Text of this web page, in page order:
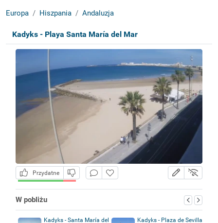
Europa Hiszpania Andaluzja
Kadyks - Playa Santa María del Mar
Przydatne
W pobliżu
Kadyks - Santa María del
Kadyks - Plaza de Sevilla